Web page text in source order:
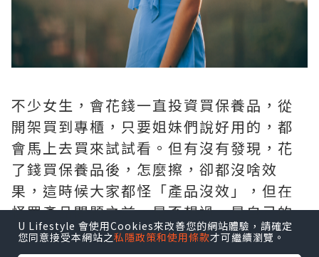
不少女生，會花錢一直投資買保養品，從
開架買到專櫃，只要姐妹們說好用的，都
會馬上去買來試試看。但有沒有發現，花
了錢買保養品後，怎麼擦，卻都沒啥效
果，這時候大家都怪「產品沒效」，但在
怪罪產品問題之前，是否想過，是自己的
「基礎保養」概念做得不好呢？
U Lifestyle 會使用Cookies來改善您的網站體驗，請確定
您同意接受本網站之私隱政策和使用條款才可繼續瀏覽。